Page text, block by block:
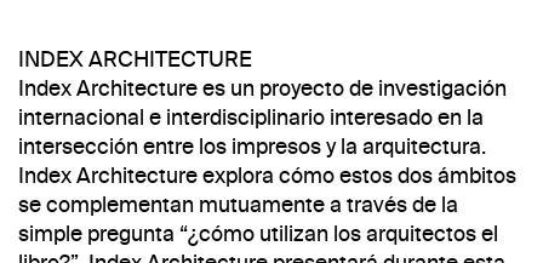
INDEX ARCHITECTURE
Index Architecture es un proyecto de investigación
internacional e interdisciplinario interesado en la
intersección entre los impresos y la arquitectura.
Index Architecture explora cómo estos dos ámbitos
se complementan mutuamente a través de la
simple pregunta “¿cómo utilizan los arquitectos el